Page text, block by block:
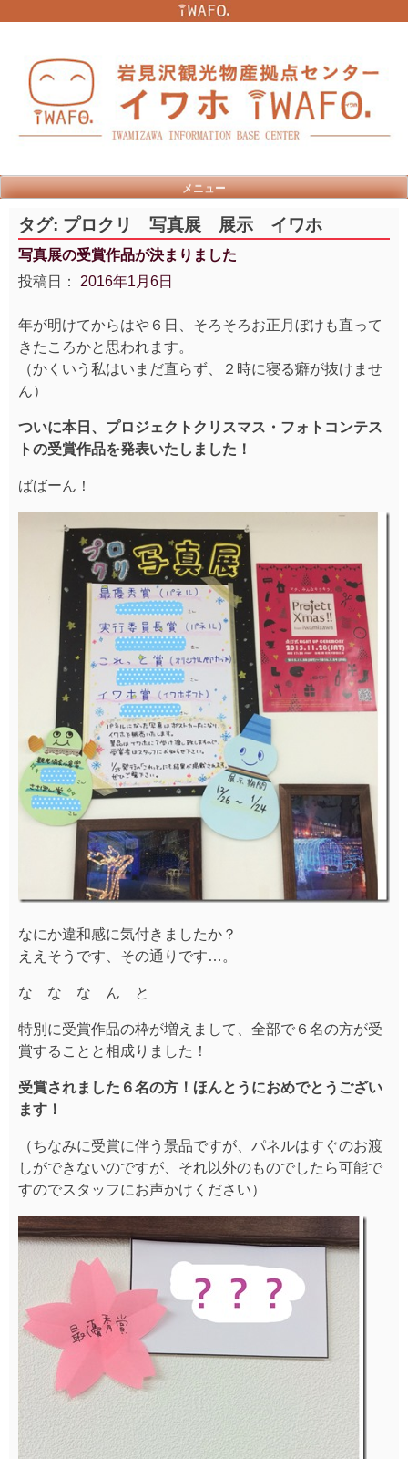
メニュー
タグ: プロクリ 写真展 展示 イワホ
写真展の受賞作品が決まりました
投稿日： 2016年1月6日
年が明けてからはや６日、そろそろお正月ぼけも直って
きたころかと思われます。
（かくいう私はいまだ直らず、２時に寝る癖が抜けませ
ん）
ついに本日、プロジェクトクリスマス・フォトコンテス
トの受賞作品を発表いたしました！
ばばーん！
なにか違和感に気付きましたか？
ええそうです、その通りです…。
な な な ん と
特別に受賞作品の枠が増えまして、全部で６名の方が受
賞することと相成りました！
受賞されました６名の方！ほんとうにおめでとうござい
ます！
（ちなみに受賞に伴う景品ですが、パネルはすぐのお渡
しができないのですが、それ以外のものでしたら可能で
すのでスタッフにお声かけください）